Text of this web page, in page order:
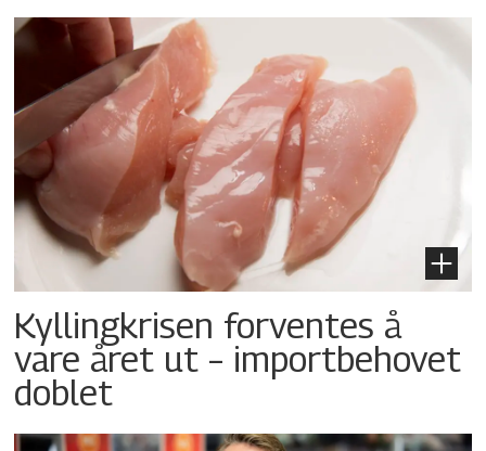
Kyllingkrisen forventes å
vare året ut – importbehovet
doblet